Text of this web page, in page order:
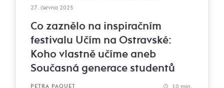
27. června 2025
Co zaznělo na inspiračním
festivalu Učím na Ostravské:
Koho vlastně učíme aneb
Současná generace studentů
PETRA PAQUET 10 min.